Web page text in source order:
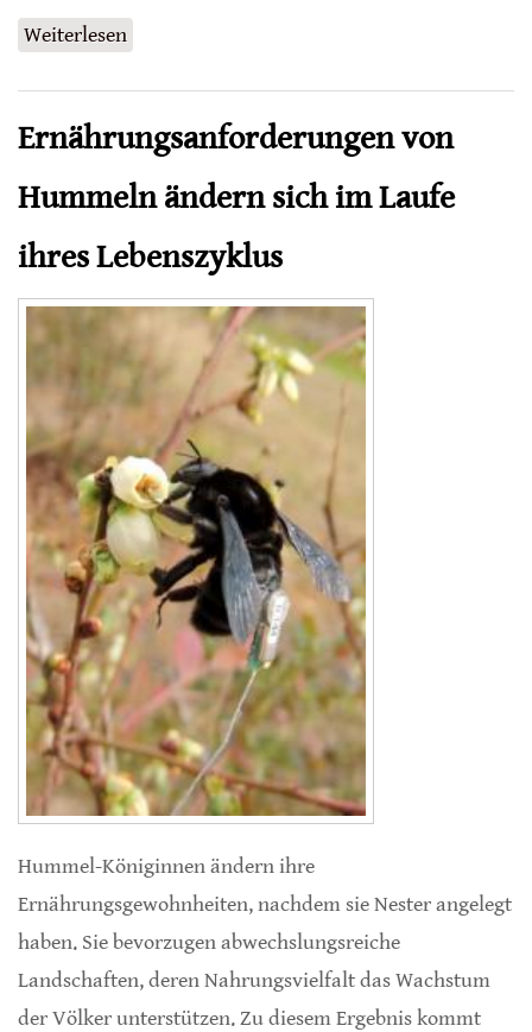
Weiterlesen
Ernährungsanforderungen von
Hummeln ändern sich im Laufe
ihres Lebenszyklus
Hummel-Königinnen ändern ihre
Ernährungsgewohnheiten, nachdem sie Nester angelegt
haben. Sie bevorzugen abwechslungsreiche
Landschaften, deren Nahrungsvielfalt das Wachstum
der Völker unterstützen. Zu diesem Ergebnis kommt